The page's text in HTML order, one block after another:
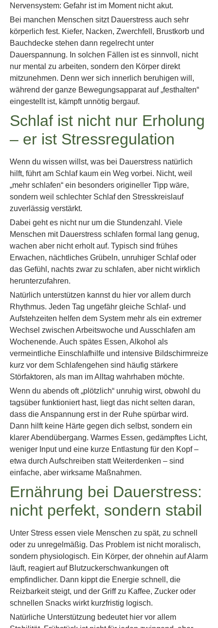
Nervensystem: Gefahr ist im Moment nicht akut.
Bei manchen Menschen sitzt Dauerstress auch sehr
körperlich fest. Kiefer, Nacken, Zwerchfell, Brustkorb und
Bauchdecke stehen dann regelrecht unter
Dauerspannung. In solchen Fällen ist es sinnvoll, nicht
nur mental zu arbeiten, sondern den Körper direkt
mitzunehmen. Denn wer sich innerlich beruhigen will,
während der ganze Bewegungsapparat auf „festhalten“
eingestellt ist, kämpft unnötig bergauf.
Schlaf ist nicht nur Erholung
– er ist Stressregulation
Wenn du wissen willst, was bei Dauerstress natürlich
hilft, führt am Schlaf kaum ein Weg vorbei. Nicht, weil
„mehr schlafen“ ein besonders origineller Tipp wäre,
sondern weil schlechter Schlaf den Stresskreislauf
zuverlässig verstärkt.
Dabei geht es nicht nur um die Stundenzahl. Viele
Menschen mit Dauerstress schlafen formal lang genug,
wachen aber nicht erholt auf. Typisch sind frühes
Erwachen, nächtliches Grübeln, unruhiger Schlaf oder
das Gefühl, nachts zwar zu schlafen, aber nicht wirklich
herunterzufahren.
Natürlich unterstützen kannst du hier vor allem durch
Rhythmus. Jeden Tag ungefähr gleiche Schlaf- und
Aufstehzeiten helfen dem System mehr als ein extremer
Wechsel zwischen Arbeitswoche und Ausschlafen am
Wochenende. Auch spätes Essen, Alkohol als
vermeintliche Einschlafhilfe und intensive Bildschirmreize
kurz vor dem Schlafengehen sind häufig stärkere
Störfaktoren, als man im Alltag wahrhaben möchte.
Wenn du abends oft „plötzlich“ unruhig wirst, obwohl du
tagsüber funktioniert hast, liegt das nicht selten daran,
dass die Anspannung erst in der Ruhe spürbar wird.
Dann hilft keine Härte gegen dich selbst, sondern ein
klarer Abendübergang. Warmes Essen, gedämpftes Licht,
weniger Input und eine kurze Entlastung für den Kopf –
etwa durch Aufschreiben statt Weiterdenken – sind
einfache, aber wirksame Maßnahmen.
Ernährung bei Dauerstress:
nicht perfekt, sondern stabil
Unter Stress essen viele Menschen zu spät, zu schnell
oder zu unregelmäßig. Das Problem ist nicht moralisch,
sondern physiologisch. Ein Körper, der ohnehin auf Alarm
läuft, reagiert auf Blutzuckerschwankungen oft
empfindlicher. Dann kippt die Energie schnell, die
Reizbarkeit steigt, und der Griff zu Kaffee, Zucker oder
schnellen Snacks wirkt kurzfristig logisch.
Natürliche Unterstützung bedeutet hier vor allem